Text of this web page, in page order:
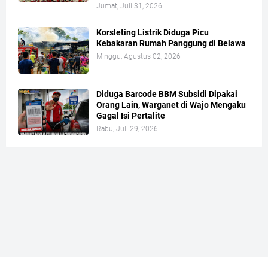
Jumat, Juli 31, 2026
Korsleting Listrik Diduga Picu
Kebakaran Rumah Panggung di Belawa
Minggu, Agustus 02, 2026
Diduga Barcode BBM Subsidi Dipakai
Orang Lain, Warganet di Wajo Mengaku
Gagal Isi Pertalite
Rabu, Juli 29, 2026